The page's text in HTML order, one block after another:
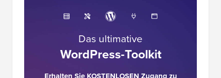
Das ultimative
WordPress-Toolkit